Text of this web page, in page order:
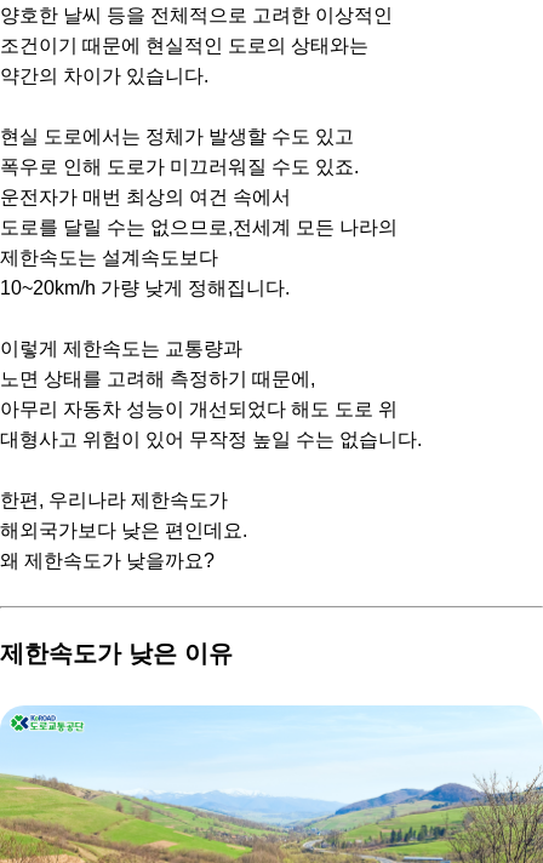
양호한 날씨 등을 전체적으로 고려한 이상적인
조건이기 때문에 현실적인 도로의 상태와는
약간의 차이가 있습니다.
현실 도로에서는 정체가 발생할 수도 있고
폭우로 인해 도로가 미끄러워질 수도 있죠.
운전자가 매번 최상의 여건 속에서
도로를 달릴 수는 없으므로,전세계 모든 나라의
제한속도는 설계속도보다
10~20km/h 가량 낮게 정해집니다.
이렇게 제한속도는 교통량과
노면 상태를 고려해 측정하기 때문에,
아무리 자동차 성능이 개선되었다 해도 도로 위
대형사고 위험이 있어 무작정 높일 수는 없습니다.
한편, 우리나라 제한속도가
해외국가보다 낮은 편인데요.
왜 제한속도가 낮을까요?
제한속도가 낮은 이유